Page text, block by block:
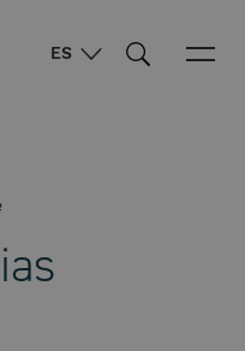
ES